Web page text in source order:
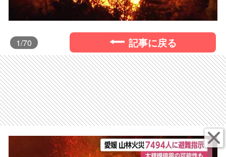
1/70 記事に戻る